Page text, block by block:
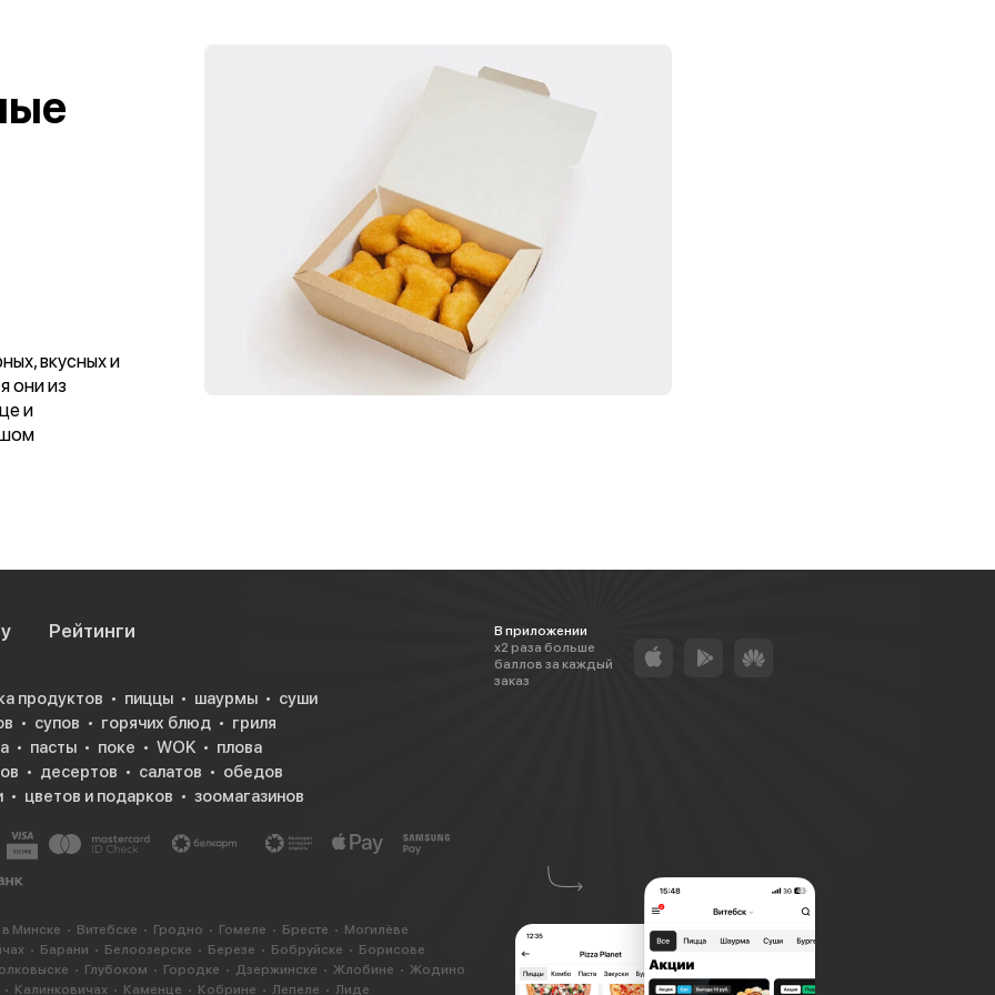
вкусных и
они из
и
а
профессор
Бейкер
филе,
Рейтинги
В приложении
х2 раза больше
баллов за каждый
заказ
продуктов пиццы шаурмы
суши
супов горячих блюд
гриля
пасты поке WOK
плова
десертов салатов
обедов
цветов и подарков зоомагазинов
Минске Витебске Гродно Гомеле Бресте
Могилёве
Барани Белоозерске Березе Бобруйске
Борисове
Глубоком Городке Дзержинске Жлобине
Жодино
Калинковичах Каменце Кобрине Лепеле Лиде